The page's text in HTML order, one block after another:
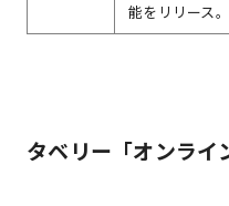
能をリリース。
タベリー「オンライ